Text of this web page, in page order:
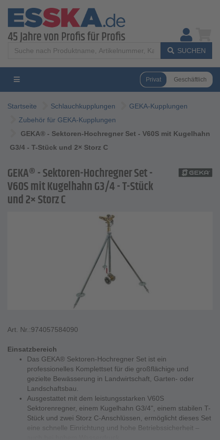
SUCHEN
Privat Geschäftlich
Startseite Schlauchkupplungen
GEKA-Kupplungen
Zubehör für GEKA-Kupplungen
GEKA® - Sektoren-Hochregner Set - V60S mit Kugelhahn
G3/4 - T-Stück und 2× Storz C
GEKA® - Sektoren-Hochregner Set -
V60S mit Kugelhahn G3/4 - T-Stück
und 2× Storz C
Art. Nr.:974057584090
Einsatzbereich
Das GEKA® Sektoren-Hochregner Set ist ein
professionelles Komplettset für die großflächige und
gezielte Bewässerung in Landwirtschaft, Garten- oder
Landschaftsbau.
Ausgestattet mit dem leistungsstarken V60S
Sektorenregner, einem Kugelhahn G3/4", einem stabilen T-
Stück und zwei Storz C-Anschlüssen, ermöglicht dieses Set
eine schnelle Einrichtung und hohe Betriebssicherheit –